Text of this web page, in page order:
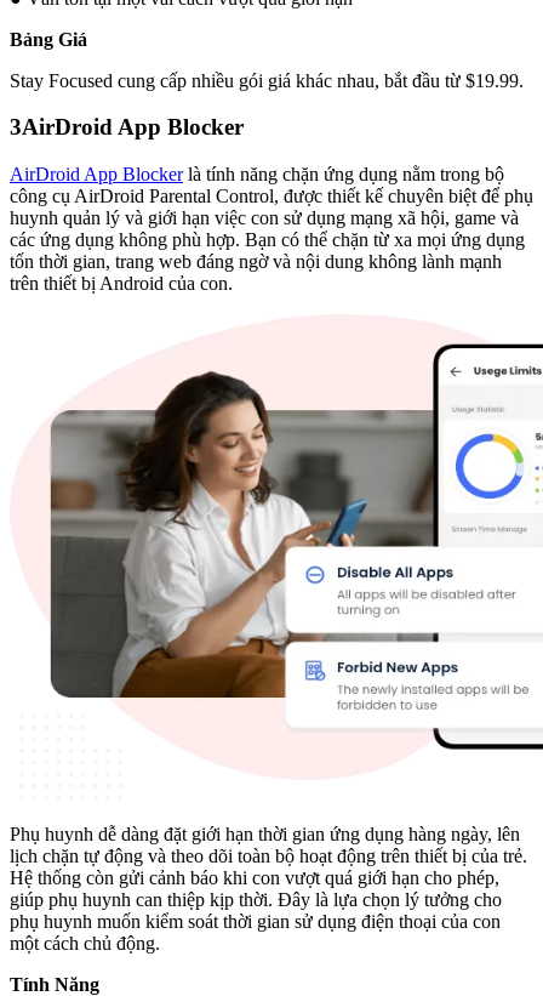
Bảng Giá
Stay Focused cung cấp nhiều gói giá khác nhau, bắt đầu từ $19.99.
3AirDroid App Blocker
AirDroid App Blockerlà tính năng chặn ứng dụng nằm trong bộ
công cụ AirDroid Parental Control, được thiết kế chuyên biệt để phụ
huynh quản lý và giới hạn việc con sử dụng mạng xã hội, game và
các ứng dụng không phù hợp. Bạn có thể chặn từ xa mọi ứng dụng
tốn thời gian, trang web đáng ngờ và nội dung không lành mạnh
trên thiết bị Android của con.
Phụ huynh dễ dàng đặt giới hạn thời gian ứng dụng hàng ngày, lên
lịch chặn tự động và theo dõi toàn bộ hoạt động trên thiết bị của trẻ.
Hệ thống còn gửi cảnh báo khi con vượt quá giới hạn cho phép,
giúp phụ huynh can thiệp kịp thời. Đây là lựa chọn lý tưởng cho
phụ huynh muốn kiểm soát thời gian sử dụng điện thoại của con
một cách chủ động.
Tính Năng